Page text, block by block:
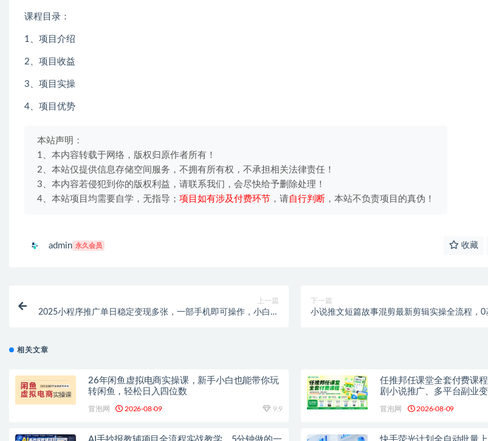
课程目录：
1、项目介绍
2、项目收益
3、项目实操
4、项目优势
本站声明：
1、本内容转载于网络，版权归原作者所有！
2、本站仅提供信息存储空间服务，不拥有所有权，不承担相关法律责任！
3、本内容若侵犯到你的版权利益，请联系我们，会尽快给予删除处理！
4、本站项目均需要自学，无指导； 项目如有涉及付费环节 ，请自行判断 ，本站不负责项目的真伪！
admin 永久会员 收藏
上一篇
2025小程序推广单日稳定变现多张，一部手机即可操作，小白宝
下一篇
小说推文短篇故事混剪最新剪辑实操全流程，
相关文章
26年闲鱼虚拟电商实操课，新手小白也能带你玩
转闲鱼，轻松日入四位数
冒泡网 2026-08-09 9.9
任推邦任课堂全套付费课
剧小说推广、多平台副业
冒泡网 2026-08-09